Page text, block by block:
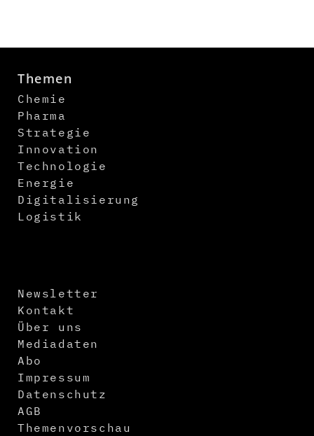
Themen
Chemie
Pharma
Strategie
Innovation
Technologie
Energie
Digitalisierung
Logistik
Newsletter
Kontakt
Über uns
Mediadaten
Abo
Impressum
Datenschutz
AGB
Themenvorschau